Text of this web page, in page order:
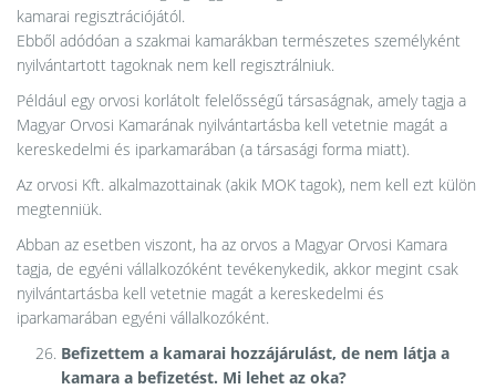
kamarai regisztrációjától.
Ebből adódóan a szakmai kamarákban természetes személyként
nyilvántartott tagoknak nem kell regisztrálniuk.
Például egy orvosi korlátolt felelősségű társaságnak, amely tagja a
Magyar Orvosi Kamarának nyilvántartásba kell vetetnie magát a
kereskedelmi és iparkamarában (a társasági forma miatt).
Az orvosi Kft. alkalmazottainak (akik MOK tagok), nem kell ezt külön
megtenniük.
Abban az esetben viszont, ha az orvos a Magyar Orvosi Kamara
tagja, de egyéni vállalkozóként tevékenykedik, akkor megint csak
nyilvántartásba kell vetetnie magát a kereskedelmi és
iparkamarában egyéni vállalkozóként.
Befizettem a kamarai hozzájárulást, de nem látja a
kamara a befizetést. Mi lehet az oka?